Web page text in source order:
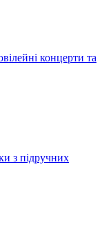
концерти та
з підручних